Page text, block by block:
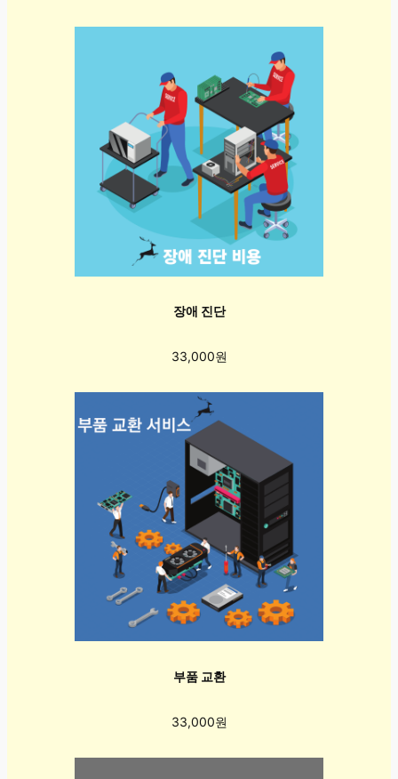
장애 진단
33,000원
부품 교환
33,000원